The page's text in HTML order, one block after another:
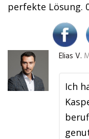
perfekte Lösung.
Elias V.
Ich